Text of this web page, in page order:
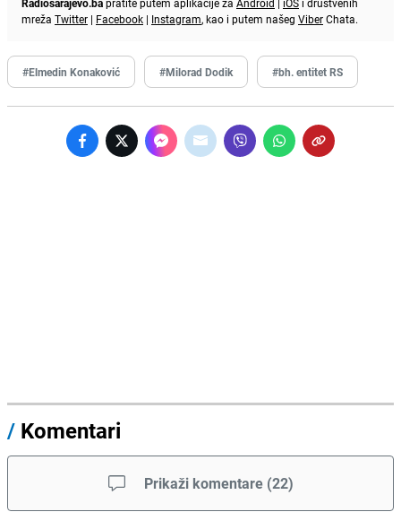
mreža Twitter | Facebook | Instagram, kao i putem našeg ViberChata.
#Elmedin Konaković #Milorad Dodik #bh. entitet RS
/ Komentari
Prikaži komentare (22)